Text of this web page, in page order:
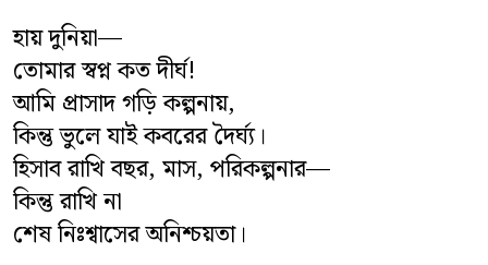
পাঁচ মিশালী
হায় দুনিয়া—
তোমার স্বপ্ন কত দীর্ঘ!
আমি প্রাসাদ গড়ি কল্পনায়,
কিন্তু ভুলে যাই কবরের দৈর্ঘ্য।
হিসাব রাখি বছর, মাস, পরিকল্পনার—
কিন্তু রাখি না
শেষ নিঃশ্বাসের অনিশ্চয়তা।